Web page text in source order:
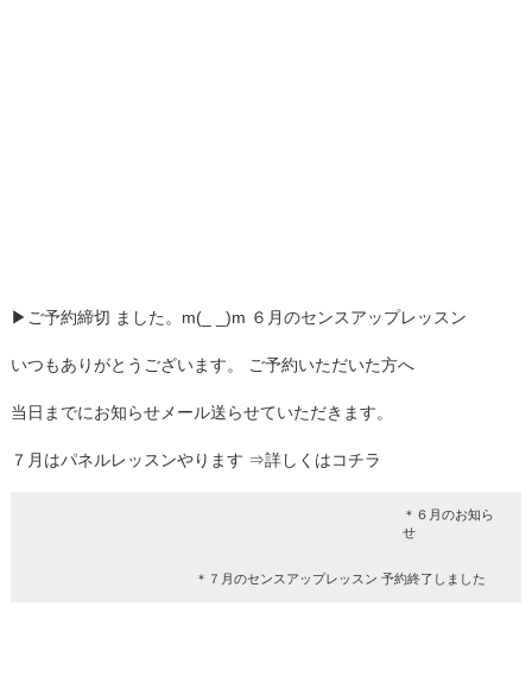
▶ご予約締切 ました。m(_ _)m ６月のセンスアップレッスン
いつもありがとうございます。 ご予約いただいた方へ
当日までにお知らせメール送らせていただきます。
７月はパネルレッスンやります ⇒詳しくはコチラ
＊６月のお知ら
せ
＊７月のセンスアップレッスン 予約終了しました